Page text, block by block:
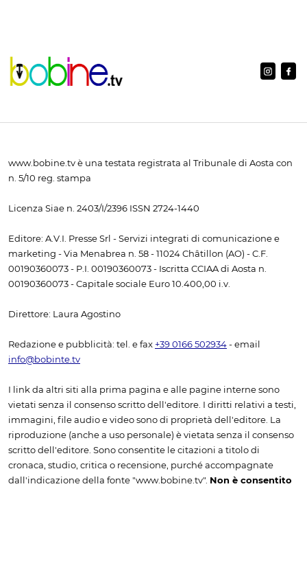
www.bobine.tv è una testata registrata al Tribunale di Aosta con
n. 5/10 reg. stampa
Licenza Siae n. 2403/I/2396 ISSN 2724-1440
Editore: A.V.I. Presse Srl - Servizi integrati di comunicazione e
marketing - Via Menabrea n. 58 - 11024 Châtillon (AO) - C.F.
00190360073 - P.I. 00190360073 - Iscritta CCIAA di Aosta n.
00190360073 - Capitale sociale Euro 10.400,00 i.v.
Direttore: Laura Agostino
Redazione e pubblicità: tel. e fax +39 0166 502934 - email
info@bobinte.tv
I link da altri siti alla prima pagina e alle pagine interne sono
vietati senza il consenso scritto dell'editore. I diritti relativi a testi,
immagini, file audio e video sono di proprietà dell'editore. La
riproduzione (anche a uso personale) è vietata senza il consenso
scritto dell'editore. Sono consentite le citazioni a titolo di
cronaca, studio, critica o recensione, purché accompagnate
dall'indicazione della fonte "www.bobine.tv". Non è consentito